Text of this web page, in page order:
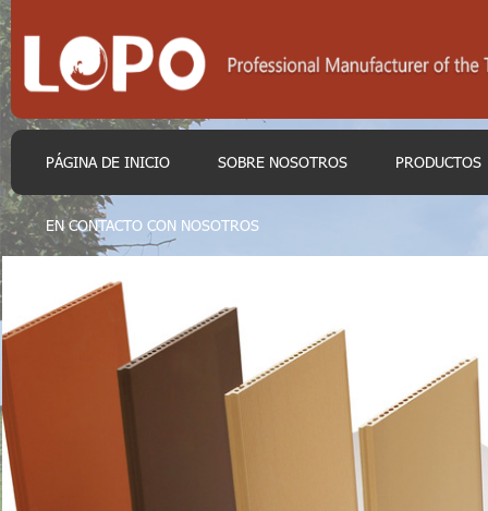
PÁGINA DE INICIO SOBRE NOSOTROS PRODUCTOS
EN CONTACTO CON NOSOTROS